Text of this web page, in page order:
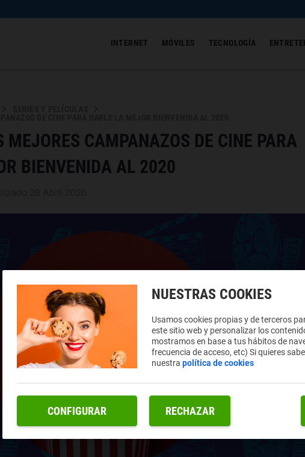
INTERNET MÓVILES TECNOLOGÍA
MEJORES CAMPANAZOS DE CINE PARA
BIENVENIDA AL 2020
NUESTRAS COOKIES
Usamos cookies propias y de terceros
este sitio web y personalizar los
mostramos en base a tus hábitos de
frecuencia de acceso, etc) Si quieres
nuestrapolítica de cookies
RECHAZAR
CONFIGURAR